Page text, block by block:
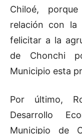
Chiloé,
relación con la
felicitar a la
de Chonchi
Municipio esta
Por último,
Desarrollo
Municipio de